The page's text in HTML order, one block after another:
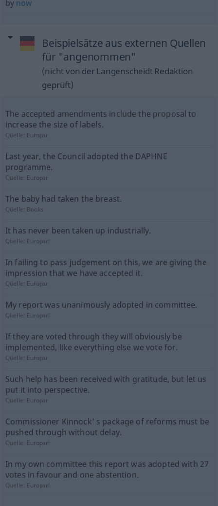
by now
Beispielsätze aus externen Quellen
für "angenommen"
(nicht von der Langenscheidt Redaktion
geprüft)
The accepted amendments include the proposal to
increase the size of labels.
Quelle: Europarl
Last year, the Council adopted the DAPHNE
programme.
Quelle: Europarl
The baby had taken the breast.
Quelle: Books
It has never been taken up industrially.
Quelle: Europarl
In failing to pass judgement on this, we are giving the
impression that we have accepted it.
Quelle: Europarl
My report was unanimously adopted in committee.
Quelle: Europarl
If they are voted through they will obviously be
implemented, like everything else we vote for.
Quelle: Europarl
Such help has been received with gratitude, but let us
put it into perspective.
Quelle: Europarl
Commissioner Kinnock' s package of reforms must be
pushed through without delay.
Quelle: Europarl
In my own committee this report was adopted with 27
votes in favour and one abstention.
Quelle: Europarl